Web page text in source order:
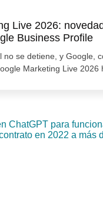
Live 2026:
Business Profile
no se detiene, y Google,
Marketing Live 2026